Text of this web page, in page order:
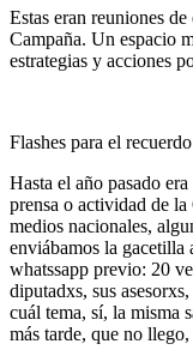
Estas eran reuniones
Campaña. Un espacio
estrategias y acciones
Flashes para el recuerdo
Hasta el año pasado
prensa o actividad de
medios nacionales,
enviábamos la gacetilla
whatssapp previo: 20
diputadxs, sus
cuál tema, sí, la misma
más tarde, que no